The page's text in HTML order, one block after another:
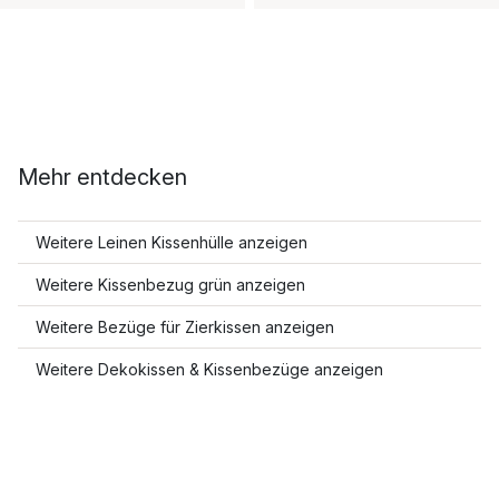
Mehr entdecken
Weitere Leinen Kissenhülle anzeigen
Weitere Kissenbezug grün anzeigen
Weitere Bezüge für Zierkissen anzeigen
Weitere Dekokissen & Kissenbezüge anzeigen